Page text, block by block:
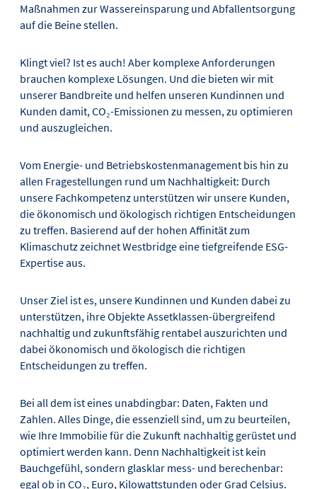
Maßnahmen zur Wassereinsparung und Abfallentsorgung
auf die Beine stellen.
Klingt viel? Ist es auch! Aber komplexe Anforderungen
brauchen komplexe Lösungen. Und die bieten wir mit
unserer Bandbreite und helfen unseren Kundinnen und
Kunden damit, CO₂-Emissionen zu messen, zu optimieren
und auszugleichen.
Vom Energie- und Betriebskostenmanagement bis hin zu
allen Fragestellungen rund um Nachhaltigkeit: Durch
unsere Fachkompetenz unterstützen wir unsere Kunden,
die ökonomisch und ökologisch richtigen Entscheidungen
zu treffen. Basierend auf der hohen Affinität zum
Klimaschutz zeichnet Westbridge eine tiefgreifende ESG-
Expertise aus.
Unser Ziel ist es, unsere Kundinnen und Kunden dabei zu
unterstützen, ihre Objekte Assetklassen-übergreifend
nachhaltig und zukunftsfähig rentabel auszurichten und
dabei ökonomisch und ökologisch die richtigen
Entscheidungen zu treffen.
Bei all dem ist eines unabdingbar: Daten, Fakten und
Zahlen. Alles Dinge, die essenziell sind, um zu beurteilen,
wie Ihre Immobilie für die Zukunft nachhaltig gerüstet und
optimiert werden kann. Denn Nachhaltigkeit ist kein
Bauchgefühl, sondern glasklar mess- und berechenbar:
egal ob in CO₂, Euro, Kilowattstunden oder Grad Celsius.